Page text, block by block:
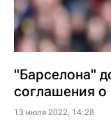
"Барселона"
соглашения о
13 июля 2022, 14:28